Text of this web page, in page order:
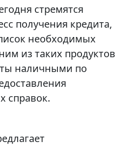
стремятся
получения кредита,
необходимых
из таких продуктов
наличными по
справок.